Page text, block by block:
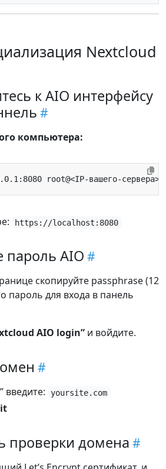
Nextcloud
к AIO интерфейсу
компьютера:
https://localhost:8080
пароль AIO
скопируйте passphrase (12
пароль для входа в панель
AIO login” и войдите.
введите: yoursite.com
проверки домена